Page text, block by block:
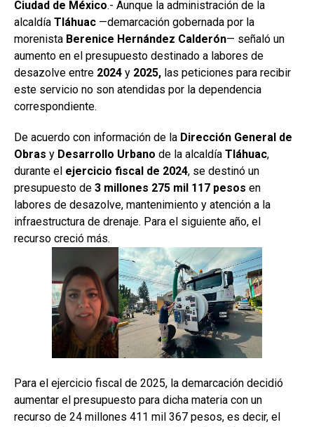
Ciudad de México.- Aunque la administración de la
alcaldía Tláhuac —demarcación gobernada por la
morenista Berenice Hernández Calderón— señaló un
aumento en el presupuesto destinado a labores de
desazolve entre 2024 y 2025, las peticiones para recibir
este servicio no son atendidas por la dependencia
correspondiente.
De acuerdo con información de la Dirección General de
Obras y Desarrollo Urbano de la alcaldía Tláhuac,
durante el ejercicio fiscal de 2024, se destinó un
presupuesto de 3 millones 275 mil 117 pesos en
labores de desazolve, mantenimiento y atención a la
infraestructura de drenaje. Para el siguiente año, el
recurso creció más.
Para el ejercicio fiscal de 2025, la demarcación decidió
aumentar el presupuesto para dicha materia con un
recurso de 24 millones 411 mil 367 pesos, es decir, el